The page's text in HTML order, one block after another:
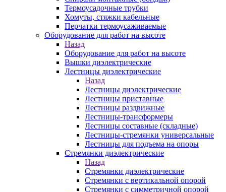
Термоусадочные трубки
Хомуты, стяжки кабельные
Перчатки термоусаживаемые
Оборудование для работ на высоте
Назад
Оборудование для работ на высоте
Вышки диэлектрические
Лестницы диэлектрические
Назад
Лестницы диэлектрические
Лестницы приставные
Лестницы раздвижные
Лестницы-трансформеры
Лестницы составные (складные)
Лестницы-стремянки универсальные
Лестницы для подъема на опоры
Стремянки диэлектрические
Назад
Стремянки диэлектрические
Стремянки с вертикальной опорой
Стремянки с симметричной опорой